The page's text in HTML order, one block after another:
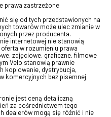
prawa zastrzeżone
się od tych przedstawionych na
towarów może ulec zmianie w
przez producenta.
internetowej nie stanowią
w rozumieniu prawa
zdjęciowe, graficzne, filmowe
Velo stanowią prawnie
kopiowanie, dystrybucja,
komercyjnych bez pisemnej
jest ceną detaliczną
za pośrednictwem tego
dealerów mogą się różnić i nie